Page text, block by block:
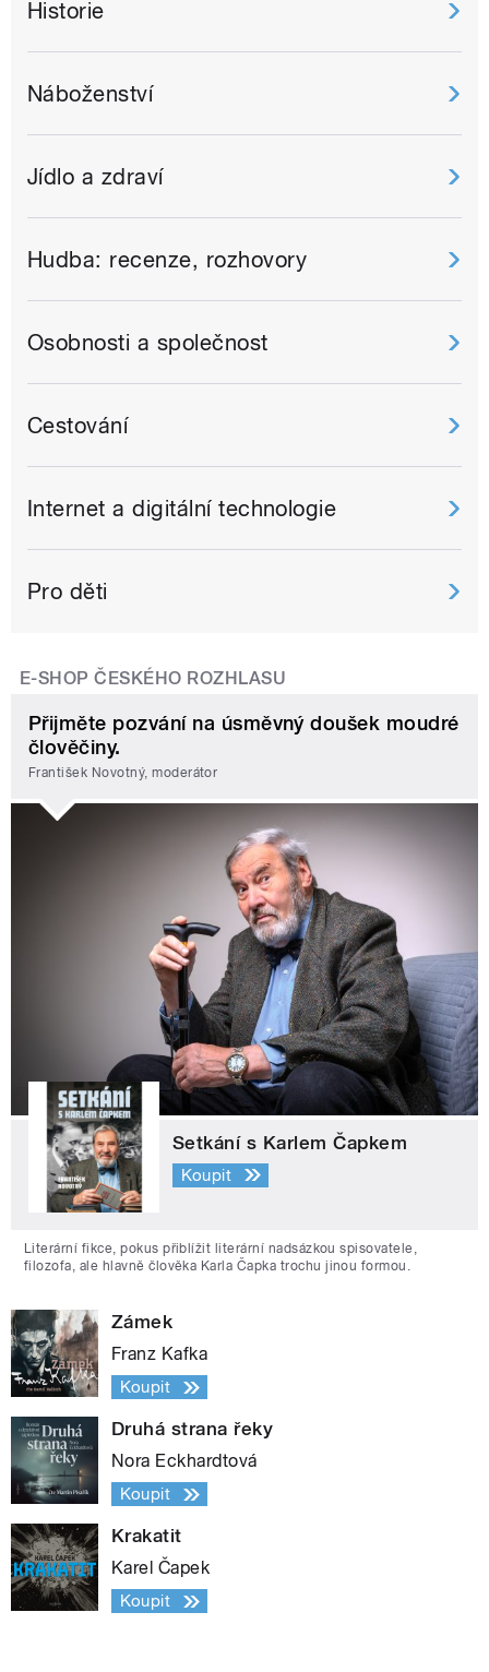
Historie
Náboženství
Jídlo a zdraví
Hudba: recenze, rozhovory
Osobnosti a společnost
Cestování
Internet a digitální technologie
Pro děti
E-SHOP ČESKÉHO ROZHLASU
Přijměte pozvání na úsměvný doušek moudré
člověčiny.
František Novotný, moderátor
Setkání s Karlem Čapkem
Koupit
Literární fikce, pokus přiblížit literární nadsázkou spisovatele,
filozofa, ale hlavně člověka Karla Čapka trochu jinou formou.
Zámek
Franz Kafka
Koupit
Druhá strana řeky
Nora Eckhardtová
Koupit
Krakatit
Karel Čapek
Koupit